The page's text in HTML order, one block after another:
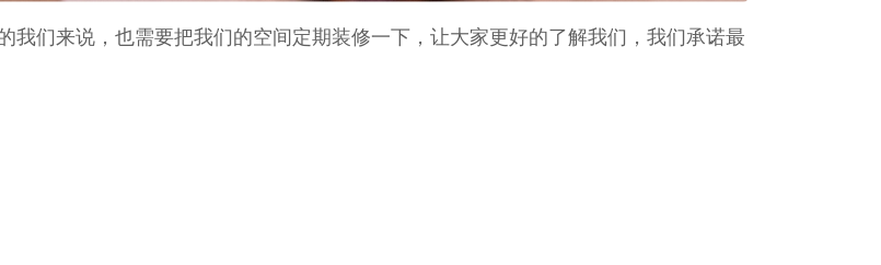
我们来说，也需要把我们的空间定期装修一下，让大家更好的了解我们，我们承诺最